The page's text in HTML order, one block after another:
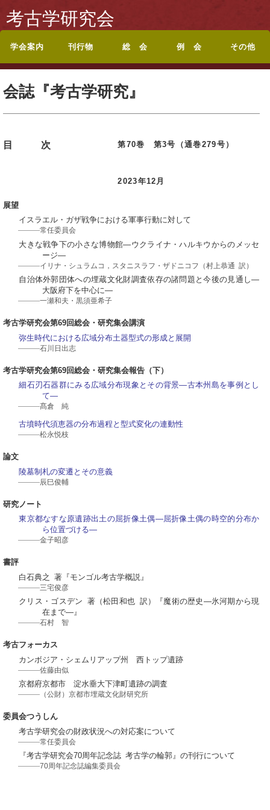
考古学研究会
学会案内
けについて
刊行物
目次
総 会
知らせ
要旨
募集案内
例 会 その他
会誌『考古学研究』
目次 第70巻 第3号（通巻279号）
2023年12月
展望
イスラエル・ガザ戦争における軍事行動に対して
常任委員会
大きな戦争下の小さな博物館―ウクライナ・ハルキウからのメッセ
ージ―
イリナ・シュラムコ，スタニスラフ・ザドニコフ（村上恭通 訳）
自治体外郭団体への埋蔵文化財調査依存の諸問題と今後の見通し―
大阪府下を中心に―
一瀬和夫・黒須亜希子
考古学研究会第69回総会・研究集会講演
弥生時代における広域分布土器型式の形成と展開
石川日出志
考古学研究会第69回総会・研究集会報告（下）
細石刃石器群にみる広域分布現象とその背景―古本州島を事例とし
て―
髙倉 純
古墳時代須恵器の分布過程と型式変化の連動性
松永悦枝
論文
陵墓制札の変遷とその意義
辰巳俊輔
研究ノート
東京都なすな原遺跡出土の屈折像土偶―屈折像土偶の時空的分布か
ら位置づける―
金子昭彦
書評
白石典之 著『モンゴル考古学概説』
三宅俊彦
クリス・ゴスデン 著（松田和也 訳）『魔術の歴史―氷河期から現
在まで―』
石村 智
考古フォーカス
カンボジア・シェムリアップ州 西トップ遺跡
佐藤由似
京都府京都市 淀水垂大下津町遺跡の調査
（公財）京都市埋蔵文化財研究所
委員会つうしん
考古学研究会の財政状況への対応案について
常任委員会
『考古学研究会70周年記念誌 考古学の輪郭』の刊行について
70周年記念誌編集委員会